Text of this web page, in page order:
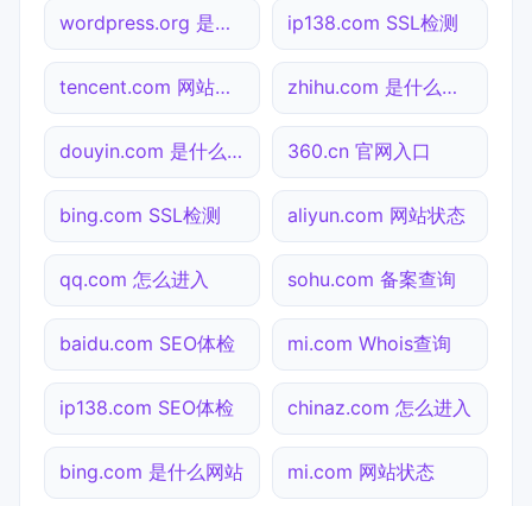
wordpress.org 是什么网站 ip138.com SSL检测
tencent.com 网站状态 zhihu.com 是什么网站
douyin.com 是什么网站 360.cn 官网入口
bing.com SSL检测 aliyun.com 网站状态
qq.com 怎么进入 sohu.com 备案查询
baidu.com SEO体检 mi.com Whois查询
ip138.com SEO体检 chinaz.com 怎么进入
bing.com 是什么网站 mi.com 网站状态